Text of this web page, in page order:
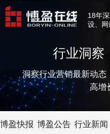
18年
设、
行业洞察
洞察行业营销最新动
高增
博盈快报 博盈公告 行业新闻